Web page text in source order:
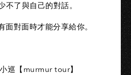
不了與自己的對話。
對面時才能分享給你。
巡【murmur tour】